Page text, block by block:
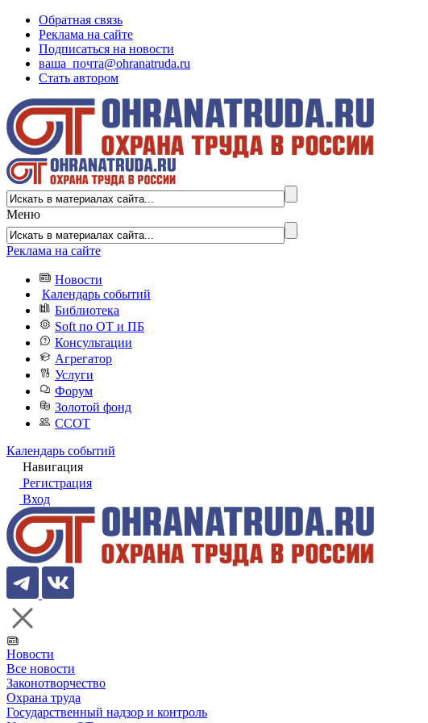
Обратная связь
Реклама на сайте
Подписаться на новости
ваша_почта@ohranatruda.ru
Стать автором
Меню
Реклама на сайте
Новости
Календарь событий
Библиотека
Soft по ОТ и ПБ
Консультации
Агрегатор
Услуги
Форум
Золотой фонд
ССОТ
Календарь событий
Навигация
Регистрация
Вход
Новости
Все новости
Законотворчество
Охрана труда
Государственный надзор и контроль